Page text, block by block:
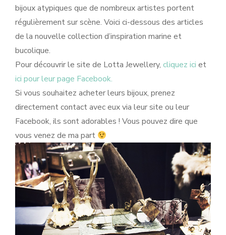
bijoux atypiques que de nombreux artistes portent
régulièrement sur scène. Voici ci-dessous des articles
de la nouvelle collection d’inspiration marine et
bucolique.
Pour découvrir le site de Lotta Jewellery, cliquez ici et
ici pour leur page Facebook.
Si vous souhaitez acheter leurs bijoux, prenez
directement contact avec eux via leur site ou leur
Facebook, ils sont adorables ! Vous pouvez dire que
vous venez de ma part